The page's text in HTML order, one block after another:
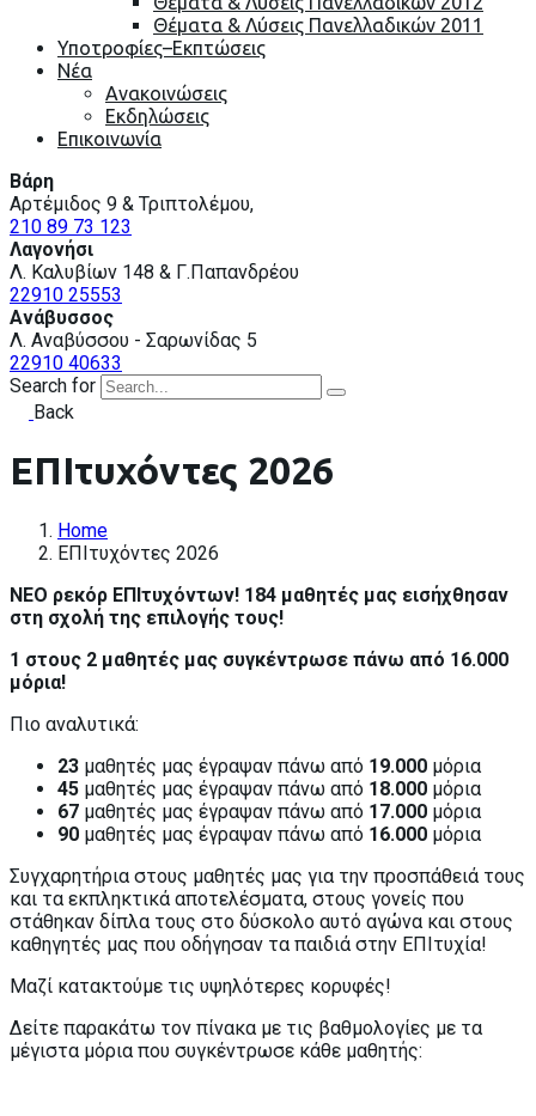
Θέματα & Λύσεις Πανελλαδικών 2011
Υποτροφίες–Εκπτώσεις
Nέα
Ανακοινώσεις
Εκδηλώσεις
Επικοινωνία
Βάρη
Αρτέμιδος 9 & Τριπτολέμου,
210 89 73 123
Λαγονήσι
Λ. Καλυβίων 148 & Γ.Παπανδρέου
22910 25553
Ανάβυσσος
Λ. Αναβύσσου - Σαρωνίδας 5
22910 40633
Search for
Back
ΕΠΙτυχόντες 2026
Home
ΕΠΙτυχόντες 2026
ΝΕΟ ρεκόρ ΕΠΙτυχόντων! 184 μαθητές μας εισήχθησαν
στη σχολή της επιλογής τους!
1 στους 2 μαθητές μας συγκέντρωσε πάνω από 16.000
μόρια!
Πιο αναλυτικά:
23 μαθητές μας έγραψαν πάνω από 19.000 μόρια
45 μαθητές μας έγραψαν πάνω από 18.000 μόρια
67 μαθητές μας έγραψαν πάνω από 17.000 μόρια
90 μαθητές μας έγραψαν πάνω από 16.000 μόρια
Συγχαρητήρια στους μαθητές μας για την προσπάθειά τους
και τα εκπληκτικά αποτελέσματα, στους γονείς που
στάθηκαν δίπλα τους στο δύσκολο αυτό αγώνα και στους
καθηγητές μας που οδήγησαν τα παιδιά στην ΕΠΙτυχία!
Μαζί κατακτούμε τις υψηλότερες κορυφές!
Δείτε παρακάτω τον πίνακα με τις βαθμολογίες με τα
μέγιστα μόρια που συγκέντρωσε κάθε μαθητής: